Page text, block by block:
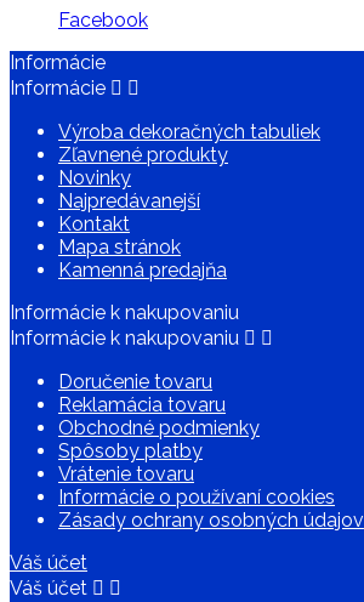
Facebook
Informácie
Informácie  
Výroba dekoračných tabuliek
Zľavnené produkty
Novinky
Najpredávanejší
Kontakt
Mapa stránok
Kamenná predajňa
Informácie k nakupovaniu
Informácie k nakupovaniu  
Doručenie tovaru
Reklamácia tovaru
Obchodné podmienky
Spôsoby platby
Vrátenie tovaru
Informácie o používaní cookies
Zásady ochrany osobných údajov
Váš účet
Váš účet  